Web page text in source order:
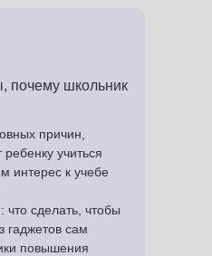
почему школьник
причин,
учиться
интерес к учебе
сделать, чтобы
гаджетов сам
повышения